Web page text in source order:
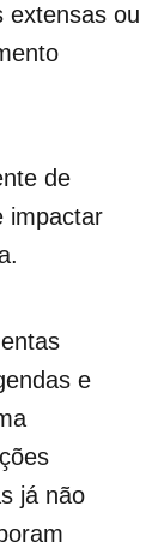
extensas ou
de
impactar
e
já não